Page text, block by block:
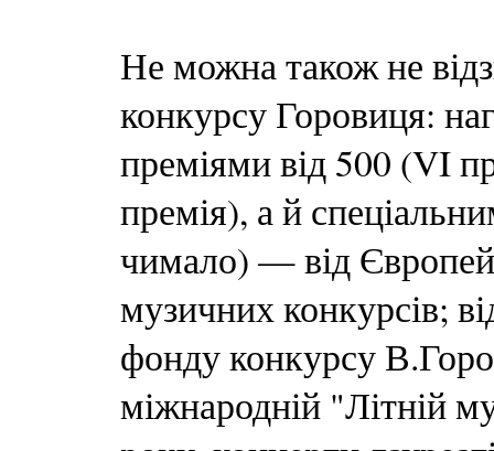
Не можна також не
конкурсу Горовиця:
преміями від 500 (VI
премія), а й
чимало) — від
музичних конкурсів;
фонду конкурсу
міжнародній "Літній